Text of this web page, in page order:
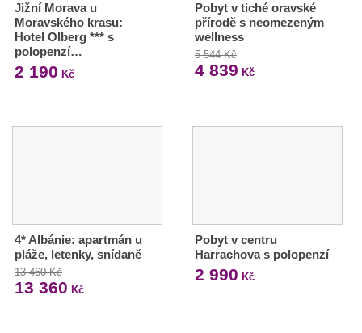
Jižní Morava u
Moravského krasu:
Hotel Olberg *** s
polopenzí…
2 190 Kč
Pobyt v tiché oravské
přírodě s neomezeným
wellness
5 544 Kč
4 839 Kč
4* Albánie: apartmán u
pláže, letenky, snídaně
13 460 Kč
13 360 Kč
Pobyt v centru
Harrachova s polopenzí
2 990 Kč